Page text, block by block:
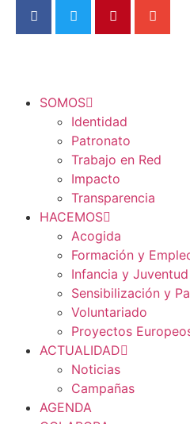
SOMOS
Identidad
Patronato
Trabajo en Red
Impacto
Transparencia
HACEMOS
Acogida
Formación y
Infancia y Juventud
Sensibilización y
Voluntariado
Proyectos
ACTUALIDAD
Noticias
Campañas
AGENDA